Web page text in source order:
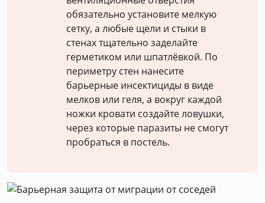
обязательно установите мелкую
сетку, а любые щели и стыки в
стенах тщательно заделайте
герметиком или шпатлёвкой. По
периметру стен нанесите
барьерные инсектициды в виде
мелков или геля, а вокруг каждой
ножки кровати создайте ловушки,
через которые паразиты не смогут
пробраться в постель.